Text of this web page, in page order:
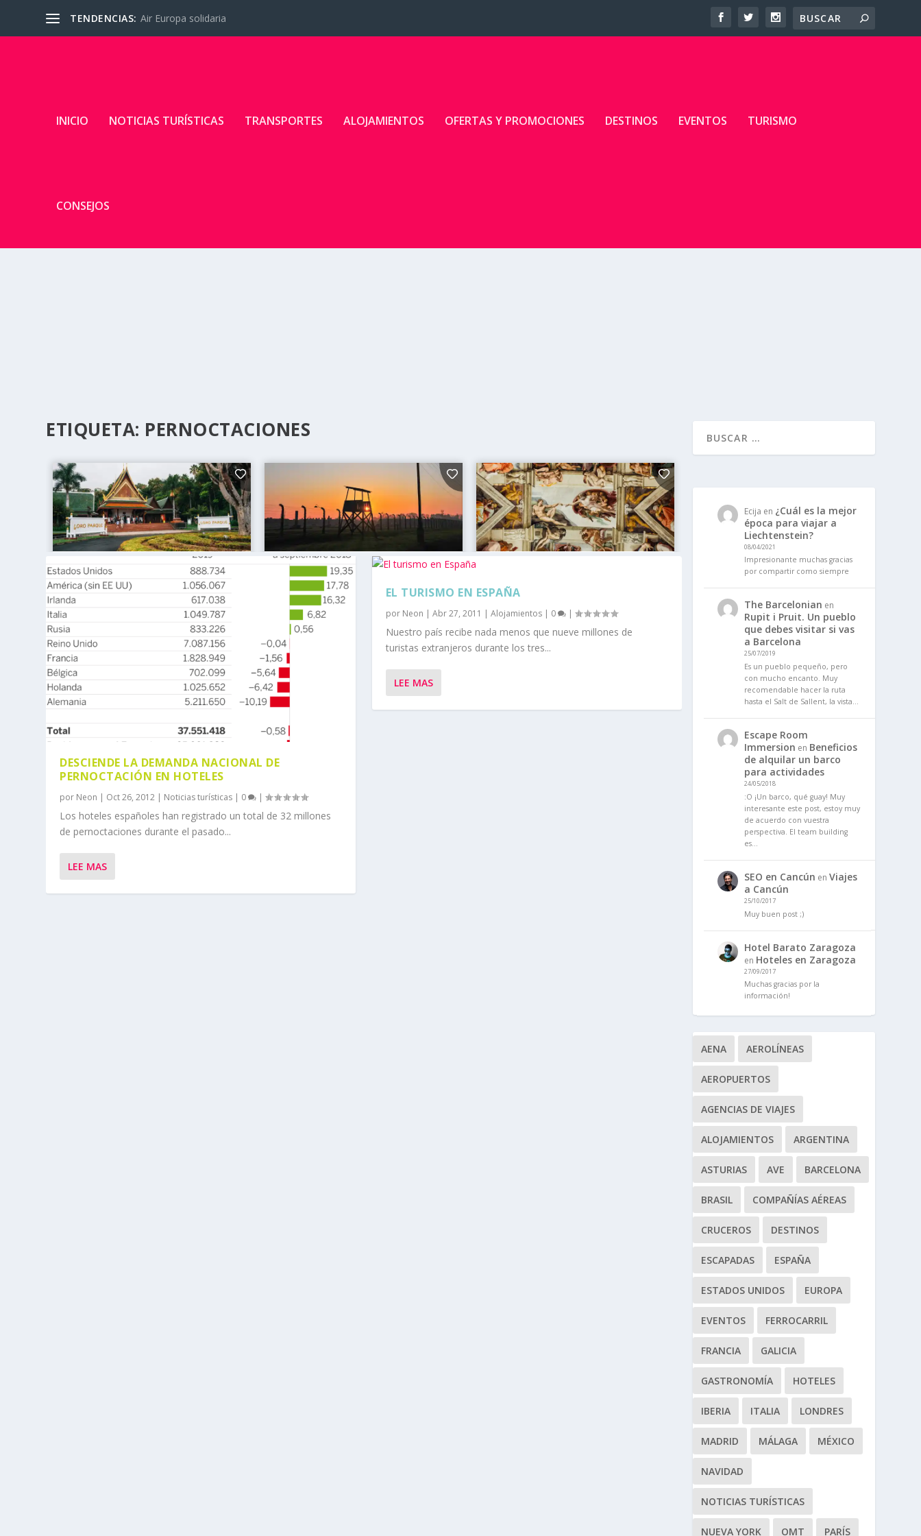
TENDENCIAS: Air Europa solidaria
INICIO NOTICIAS TURÍSTICAS TRANSPORTES ALOJAMIENTOS OFERTAS Y PROMOCIONES DESTINOS EVENTOS TURISMO
CONSEJOS
ETIQUETA: PERNOCTACIONES
DESCIENDE LA DEMANDA NACIONAL DE
PERNOCTACIÓN EN HOTELES
por Neon | Oct 26, 2012 | Noticias turísticas | 0 |
Los hoteles españoles han registrado un total de 32 millones
de pernoctaciones durante el pasado...
LEE MAS
EL TURISMO EN ESPAÑA
por Neon | Abr 27, 2011 | Alojamientos| 0 |
Nuestro país recibe nada menos que nueve millones de
turistas extranjeros durante los tres...
LEE MAS
Ecija en ¿Cuál es la mejor
época para viajar a
Liechtenstein?
08/04/2021
Impresionante muchas gracias
por compartir como siempre
The Barcelonian en
Rupit i Pruit. Un pueblo
que debes visitar si vas
a Barcelona
25/07/2019
Es un pueblo pequeño, pero
con mucho encanto. Muy
recomendable hacer la ruta
hasta el Salt de Sallent, la vista…
Escape Room
Immersion en Beneficios
de alquilar un barco
para actividades
24/05/2018
:O ¡Un barco, qué guay! Muy
interesante este post, estoy muy
de acuerdo con vuestra
perspectiva. El team building
es…
SEO en Cancún en Viajes
a Cancún
25/10/2017
Muy buen post ;)
Hotel Barato Zaragoza
en Hoteles en Zaragoza
27/09/2017
Muchas gracias por la
información!
AENA AEROLÍNEAS
AEROPUERTOS
AGENCIAS DE VIAJES
ALOJAMIENTOS ARGENTINA
ASTURIAS AVE BARCELONA
BRASIL COMPAÑÍAS AÉREAS
CRUCEROS DESTINOS
ESCAPADAS ESPAÑA
ESTADOS UNIDOS EUROPA
EVENTOS FERROCARRIL
FRANCIA GALICIA
GASTRONOMÍA HOTELES
IBERIA ITALIA LONDRES
MADRID MÁLAGA MÉXICO
NAVIDAD
NOTICIAS TURÍSTICAS
NUEVA YORK OMT PARÍS